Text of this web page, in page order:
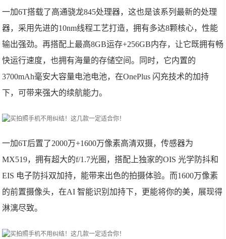
一加6T搭载了高通骁龙845处理器，这也是该系列最新的处理
器，采用先进的10nm线程工艺打造，拥有多达8颗核心，性能
输出强劲。再搭配上最高8GB运存+256GB内存，让它既拥有畅
快运行速度，也拥有海量的存储空间。同时，它内置的
3700mAh毫安大容量电池电池，在OnePlus 闪充技术的加持
下，可带来强大的续航能力。
一加6T后置了2000万+1600万像素高清双摄，传感器为
MX519，拥有超大的f/1.7光圈，搭配上独家的OIS 光学防抖和
EIS 电子防抖双加持，能带来出色的拍摄体验。而1600万像素
的前置摄像头，在AI 智能识别加持下，更能将你的美，展现得
淋漓尽致。